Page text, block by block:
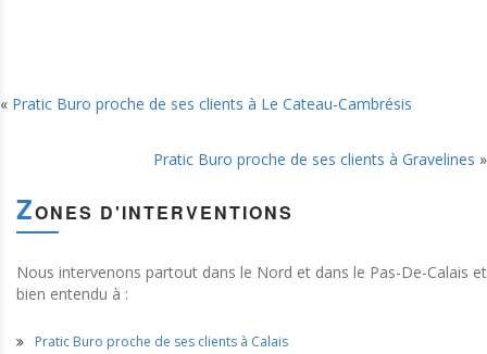
« Pratic Buro proche de ses clients à Le Cateau-Cambrésis
Pratic Buro proche de ses clients à Gravelines »
ZONES D'INTERVENTIONS
Nous intervenons partout dans le Nord et dans le Pas-De-Calais et
bien entendu à :
Pratic Buro proche de ses clients à Calais